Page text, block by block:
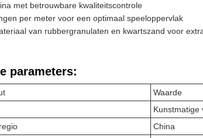
met betrouwbare kwaliteitscontrole
per meter voor een optimaal speeloppervlak
van rubbergranulaten en kwartszand voor
parameters:
Waarde
Kunstmatige
China